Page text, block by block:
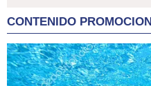
CONTENIDO